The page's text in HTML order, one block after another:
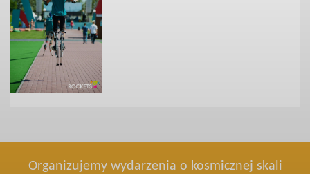
Organizujemy wydarzenia o kosmicznej skali